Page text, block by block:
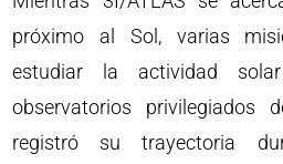
próximo al Sol, varias
estudiar la actividad
observatorios privilegiados
registró su trayectoria